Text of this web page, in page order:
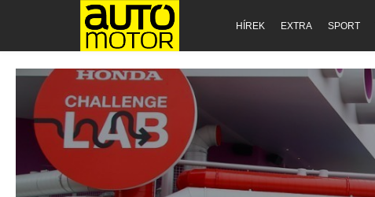
HÍREK EXTRA SPORT